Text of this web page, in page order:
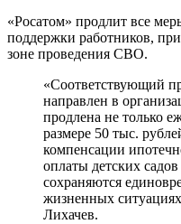
«Росатом» продлит все
поддержки работников,
зоне проведения СВО.
«Соответствующий
направлен в
продлена не только
размере 50 тыс.
компенсации
оплаты детских
сохраняются
жизненных
Лихачев.